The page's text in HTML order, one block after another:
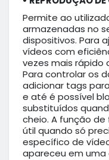
Permite ao
armazenadas no
dispositivos. Para
vídeos com
vezes mais rápido
Para controlar os
adicionar tags
e até é possível
substituídos
cheio. A função
útil quando só
específico de
apareceu em uma